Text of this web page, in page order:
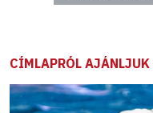
CÍMLAPRÓL AJÁNLJUK